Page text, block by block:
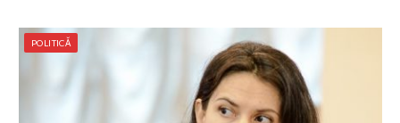
POLITICĂ